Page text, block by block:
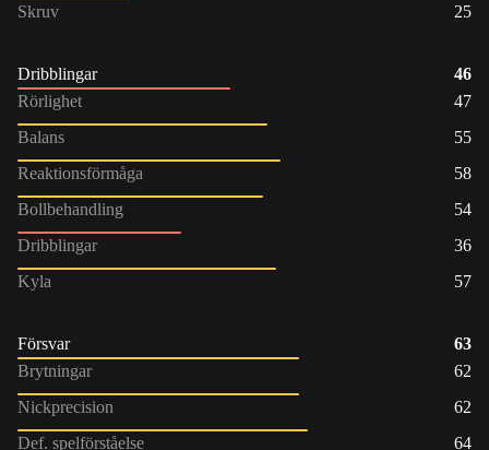
Skruv
25
Dribblingar
46
Rörlighet
47
Balans
55
Reaktionsförmåga
58
Bollbehandling
54
Dribblingar
36
Kyla
57
Försvar
63
Brytningar
62
Nickprecision
62
Def. spelförståelse
64